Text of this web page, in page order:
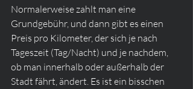
Normalerweise zahlt man eine
Grundgebühr, und dann gibt es einen
Preis pro Kilometer, der sich je nach
Tageszeit (Tag/Nacht) und je nachdem,
ob man innerhalb oder außerhalb der
Stadt fährt, ändert. Es ist ein bisschen